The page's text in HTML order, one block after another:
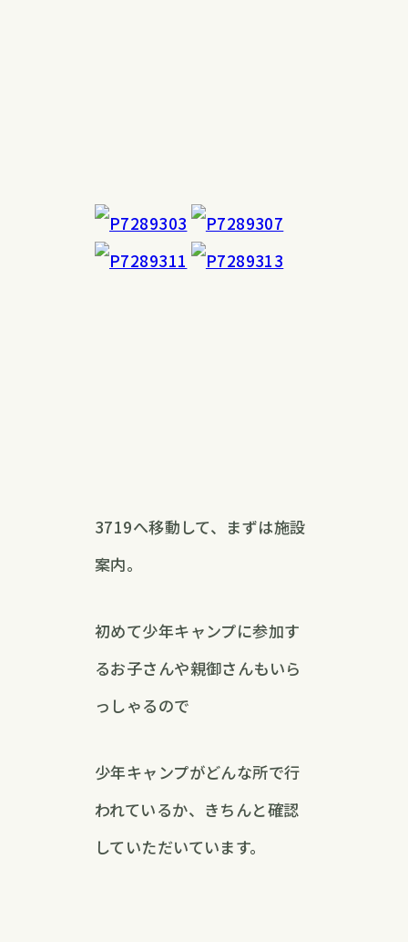
3719へ移動して、まずは施設
案内。
初めて少年キャンプに参加す
るお子さんや親御さんもいら
っしゃるので
少年キャンプがどんな所で行
われているか、きちんと確認
していただいています。